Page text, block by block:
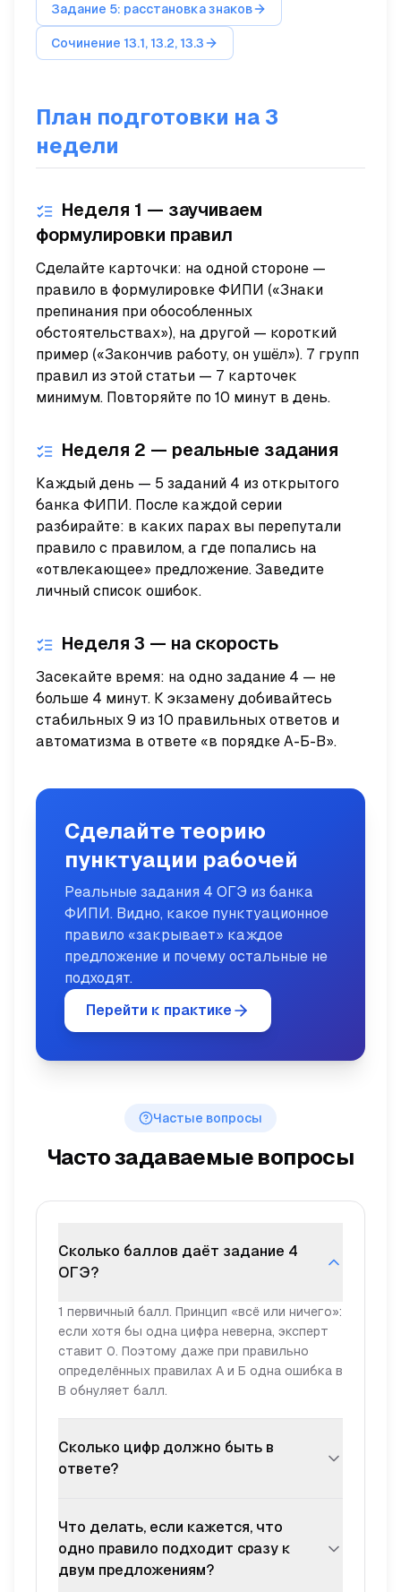
Задание 5: расстановка знаков
Сочинение 13.1, 13.2, 13.3
План подготовки на 3
недели
Неделя 1 — заучиваем
формулировки правил
Сделайте карточки: на одной стороне —
правило в формулировке ФИПИ («Знаки
препинания при обособленных
обстоятельствах»), на другой — короткий
пример («Закончив работу, он ушёл»). 7 групп
правил из этой статьи — 7 карточек
минимум. Повторяйте по 10 минут в день.
Неделя 2 — реальные задания
Каждый день — 5 заданий 4 из открытого
банка ФИПИ. После каждой серии
разбирайте: в каких парах вы перепутали
правило с правилом, а где попались на
«отвлекающее» предложение. Заведите
личный список ошибок.
Неделя 3 — на скорость
Засекайте время: на одно задание 4 — не
больше 4 минут. К экзамену добивайтесь
стабильных 9 из 10 правильных ответов и
автоматизма в ответе «в порядке А-Б-В».
Сделайте теорию
пунктуации рабочей
Реальные задания 4 ОГЭ из банка
ФИПИ. Видно, какое пунктуационное
правило «закрывает» каждое
предложение и почему остальные не
подходят.
Перейти к практике
Частые вопросы
Часто задаваемые вопросы
Сколько баллов даёт задание 4
ОГЭ?
1 первичный балл. Принцип «всё или ничего»:
если хотя бы одна цифра неверна, эксперт
ставит 0. Поэтому даже при правильно
определённых правилах А и Б одна ошибка в
В обнуляет балл.
Сколько цифр должно быть в
ответе?
В). Записываются в порядке правил, без
пробелов и запятых. Например: 245. Если у
вас в ответе 2 или 4 цифры — значит, вы
Что делать, если кажется, что
одно правило подходит сразу к
двум предложениям?